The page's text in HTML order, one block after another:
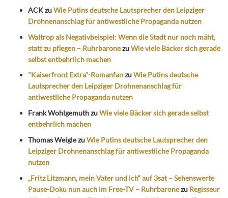
ACKzuWie Putins deutsche Lautsprecher den Leipziger
Drohnenanschlag für antiwestliche Propaganda nutzen
Waltrop als Negativbeispiel: Wenn die Stadt nur noch mäht,
statt zu pflegen – RuhrbaronezuWie viele Bäcker sich gerade
selbst entbehrlich machen
"Kaiserfront Extra"-RomanfanzuWie Putins deutsche
Lautsprecher den Leipziger Drohnenanschlag für
antiwestliche Propaganda nutzen
Frank WohlgemuthzuWie viele Bäcker sich gerade selbst
entbehrlich machen
Thomas WeiglezuWie Putins deutsche Lautsprecher den
Leipziger Drohnenanschlag für antiwestliche Propaganda
nutzen
„Fritz Litzmann, mein Vater und ich“ auf 3sat – Sehenswerte
Pause-Doku nun auch im Free-TV – Ruhrbaronezu Regisseur